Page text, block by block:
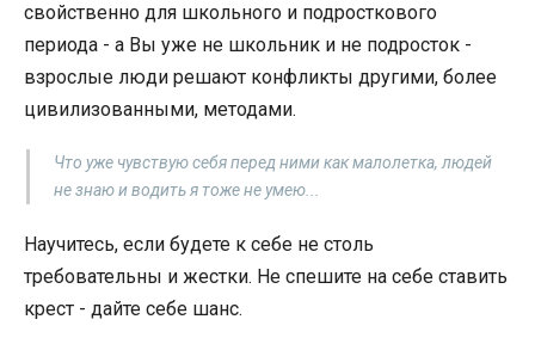
свойственно для школьного и подросткового
периода - а Вы уже не школьник и не подросток -
взрослые люди решают конфликты другими, более
цивилизованными, методами.
Что уже чувствую себя перед ними как малолетка, людей
не знаю и водить я тоже не умею...
Научитесь, если будете к себе не столь
требовательны и жестки. Не спешите на себе ставить
крест - дайте себе шанс.